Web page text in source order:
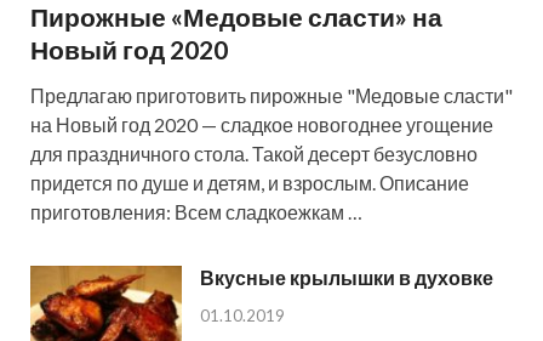
Пирожные «Медовые сласти» на
Новый год 2020
Предлагаю приготовить пирожные "Медовые сласти"
на Новый год 2020 — сладкое новогоднее угощение
для праздничного стола. Такой десерт безусловно
придется по душе и детям, и взрослым. Описание
приготовления: Всем сладкоежкам …
Вкусные крылышки в духовке
01.10.2019